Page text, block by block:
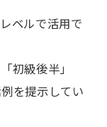
ベルで活用で
初級後半」
を提示してい